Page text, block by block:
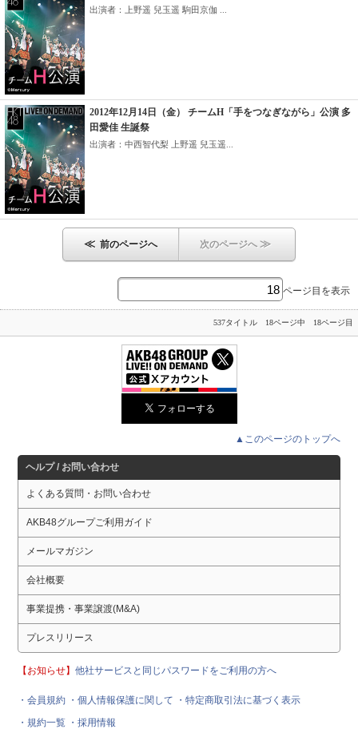
出演者：上野遥 兒玉遥 駒田京伽 ...
2012年12月14日（金） チームH「手をつなぎながら」公演 多
田愛佳 生誕祭
出演者：中西智代梨 上野遥 兒玉遥...
≪ 前のページへ 次のページへ≫
ページ目を表示
537タイトル 18ページ中 18ページ目
▲このページのトップへ
ヘルプ / お問い合わせ
よくある質問・お問い合わせ
AKB48グループご利用ガイド
メールマガジン
会社概要
事業提携・事業譲渡(M&A)
プレスリリース
【お知らせ】他社サービスと同じパスワードをご利用の方へ
・会員規約 ・個人情報保護に関して
・特定商取引法に基づく表示
・規約一覧 ・採用情報